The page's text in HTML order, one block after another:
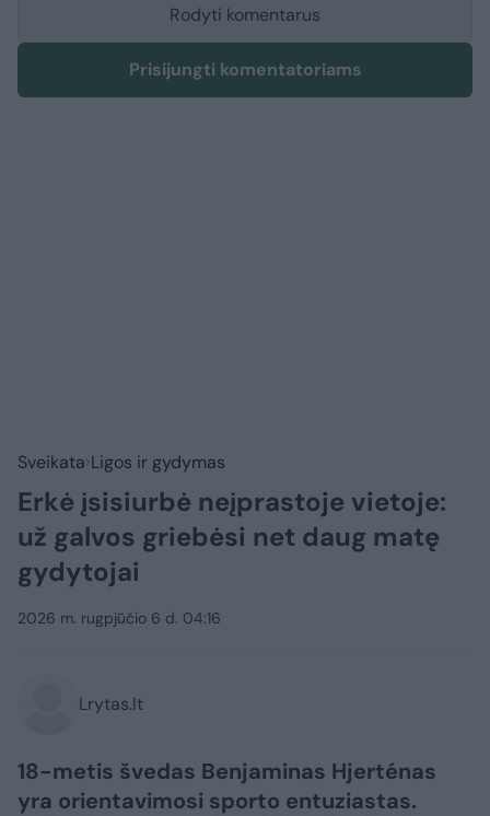
Rodyti komentarus
Prisijungti komentatoriams
Sveikata Ligos ir gydymas
Erkė įsisiurbė neįprastoje vietoje:
už galvos griebėsi net daug matę
gydytojai
2026 m. rugpjūčio 6 d. 04:16
Lrytas.lt
18-metis švedas Benjaminas Hjerténas
yra orientavimosi sporto entuziastas.